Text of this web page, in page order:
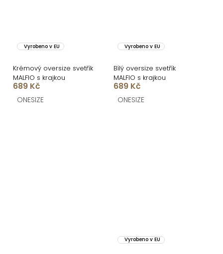
Vyrobeno v EU
Krémový oversize svetřík
MALFIO s krajkou
689 Kč
ONESIZE
Vyrobeno v EU
Bílý oversize svetřík
MALFIO s krajkou
689 Kč
ONESIZE
Vyrobeno v EU